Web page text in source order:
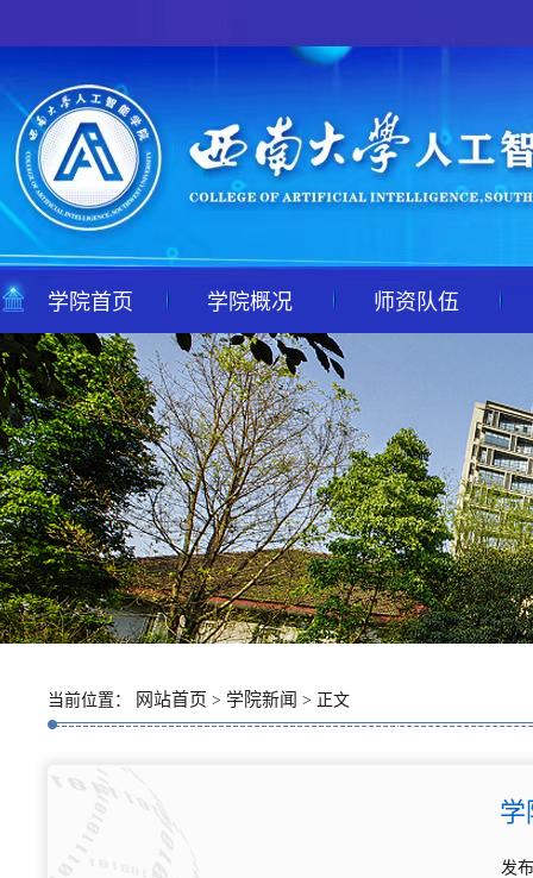
学院首页 学院概况 师资队伍
当前位置： 网站首页 > 学院新闻 > 正文
学
发